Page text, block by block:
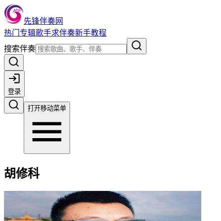
先锋伴奏网
热门 专辑歌手求伴奏新手教程
搜索伴奏
登录
打开移动菜单
胡修科